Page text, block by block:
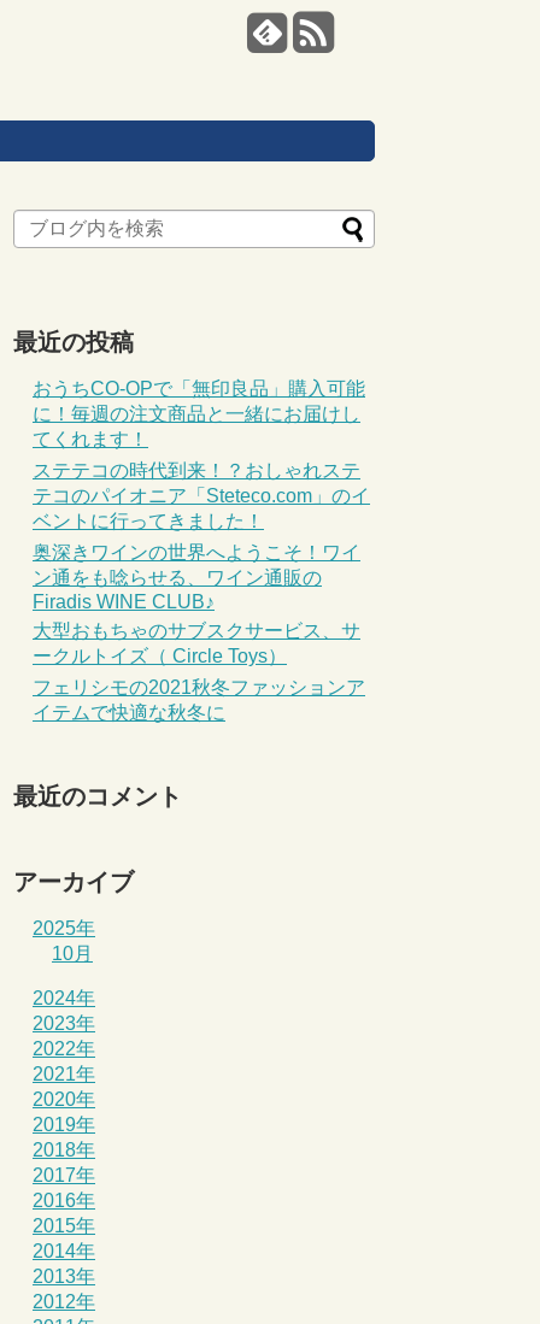
最近の投稿
おうちCO-OPで「無印良品」購入可能
に！毎週の注文商品と一緒にお届けし
てくれます！
ステテコの時代到来！？おしゃれステ
テコのパイオニア「Steteco.com」のイ
ベントに行ってきました！
奥深きワインの世界へようこそ！ワイ
ン通をも唸らせる、ワイン通販の
Firadis WINE CLUB♪
大型おもちゃのサブスクサービス、サ
ークルトイズ（ Circle Toys）
フェリシモの2021秋冬ファッションア
イテムで快適な秋冬に
最近のコメント
アーカイブ
2025年
10月
2024年
2023年
2022年
2021年
2020年
2019年
2018年
2017年
2016年
2015年
2014年
2013年
2012年